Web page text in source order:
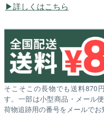
詳しくはこちら
そこそこの長物でも送料870
す。一部は小型商品・メール
荷物追跡用の番号をメールでお